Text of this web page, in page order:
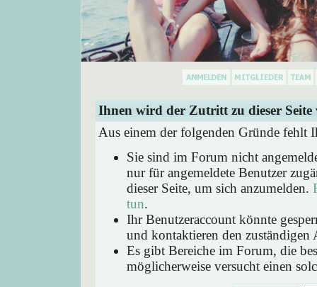
Ihnen wird der Zutritt zu dieser Seite
Aus einem der folgenden Gründe fehlt
Sie sind im Forum nicht
nur für angemeldete Benutzer
dieser Seite, um sich anzumelden.
tun.
Ihr Benutzeraccount könnte
und kontaktieren den zuständigen
Es gibt Bereiche im Forum, die
möglicherweise versucht einen